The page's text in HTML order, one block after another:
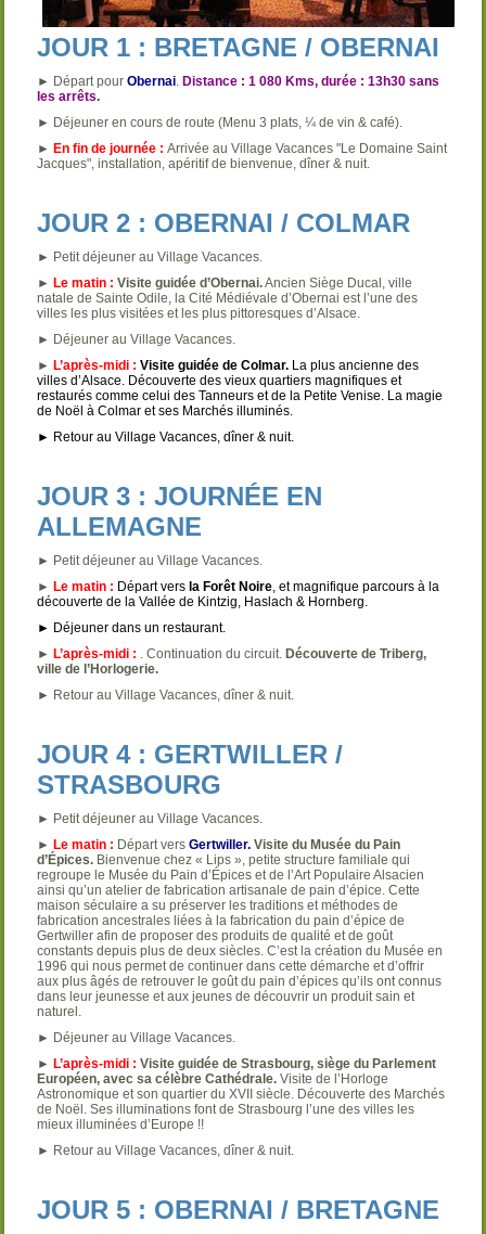
JOUR 1 : BRETAGNE / OBERNAI
► Départ pourObernai .Distance : 1 080 Kms, durée : 13h30 sans
les arrêts.
► Déjeuner en cours de route (Menu 3 plats, ¼ de vin & café).
►En fin de journée : Arrivée au Village Vacances "Le Domaine Saint
Jacques", installation, apéritif de bienvenue, dîner & nuit.
JOUR 2 : OBERNAI / COLMAR
► Petit déjeuner au Village Vacances.
►Le matin : Visite guidée d’Obernai.Ancien Siège Ducal, ville
natale de Sainte Odile, la Cité Médiévale d’Obernai est l’une des
villes les plus visitées et les plus pittoresques d’Alsace.
► Déjeuner au Village Vacances.
►L’après-midi :Visite guidée de Colmar. La plus ancienne des
villes d’Alsace. Découverte des vieux quartiers magnifiques et
restaurés comme celui des Tanneurs et de la Petite Venise. La magie
de Noël à Colmar et ses Marchés illuminés.
► Retour au Village Vacances, dîner & nuit.
JOUR 3 : JOURNÉE EN
ALLEMAGNE
► Petit déjeuner au Village Vacances.
► Le matin : Départ versla Forêt Noire , et magnifique parcours à la
découverte de la Vallée de Kintzig, Haslach & Hornberg.
► Déjeuner dans un restaurant.
►L’après-midi : . Continuation du circuit.Découverte de Triberg,
ville de l’Horlogerie.
► Retour au Village Vacances, dîner & nuit.
JOUR 4 : GERTWILLER /
STRASBOURG
► Petit déjeuner au Village Vacances.
►Le matin : Départ versGertwiller. Visite du Musée du Pain
d’Épices. Bienvenue chez « Lips », petite structure familiale qui
regroupe le Musée du Pain d’Épices et de l’Art Populaire Alsacien
ainsi qu’un atelier de fabrication artisanale de pain d’épice. Cette
maison séculaire a su préserver les traditions et méthodes de
fabrication ancestrales liées à la fabrication du pain d’épice de
Gertwiller afin de proposer des produits de qualité et de goût
constants depuis plus de deux siècles. C’est la création du Musée en
1996 qui nous permet de continuer dans cette démarche et d’offrir
aux plus âgés de retrouver le goût du pain d’épices qu’ils ont connus
dans leur jeunesse et aux jeunes de découvrir un produit sain et
naturel.
► Déjeuner au Village Vacances.
►L’après-midi : Visite guidée de Strasbourg, siège du Parlement
Européen, avec sa célèbre Cathédrale. Visite de l’Horloge
Astronomique et son quartier du XVII siècle. Découverte des Marchés
de Noël. Ses illuminations font de Strasbourg l’une des villes les
mieux illuminées d’Europe !!
► Retour au Village Vacances, dîner & nuit.
JOUR 5 : OBERNAI / BRETAGNE